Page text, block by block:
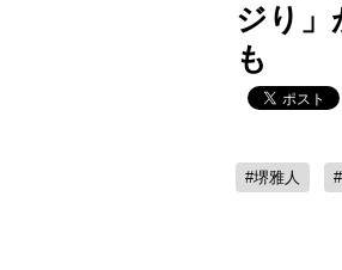
ジり
も
#堺雅人